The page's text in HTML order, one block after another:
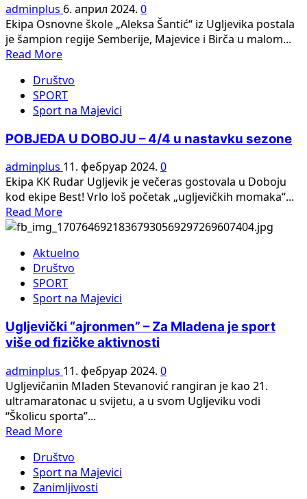
adminplus 6. април 2024. 0
Ekipa Osnovne škole „Aleksa Šantić“ iz Ugljevika postala
je šampion regije Semberije, Majevice i Birča u malom...
Read MoreRead
about
Ugljevički
osnovci
regije
Semberije,
Majevice
i
Birča
u
malom
fudbalu
Društvo
SPORT
Sport na Majevici
POBJEDA U DOBOJU – 4/4 u nastavku sezone
adminplus 11. фебруар 2024. 0
Ekipa KK Rudar Ugljevik je večeras gostovala u Doboju
kod ekipe Best! Vrlo loš početak „ugljevičkih momaka“...
Read MoreRead
more
POBJEDA
U
DOBOJU
–
u
nastavku
Aktuelno
Društvo
SPORT
Sport na Majevici
Ugljevički “ajronmen” – Za Mladena je sport
više od fizičke aktivnosti
adminplus 11. фебруар 2024. 0
Ugljevičanin Mladen Stevanović rangiran je kao 21.
ultramaratonac u svijetu, a u svom Ugljeviku vodi
“Školicu sporta”...
Read MoreRead
about
Ugljevički
“ajronmen”
Društvo
Sport na Majevici
Zanimljivosti